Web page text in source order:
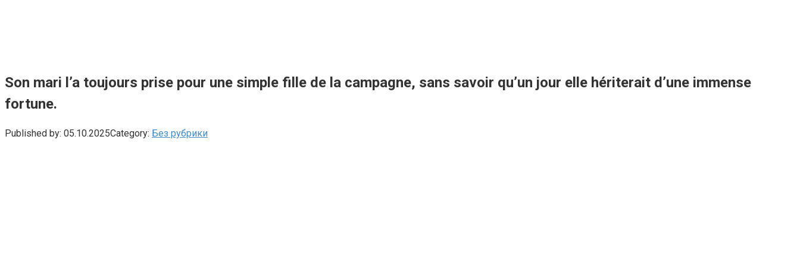
Son mari l’a toujours prise pour une simple fille de la campagne, sans savoir qu’un jour elle hériterait d’une immense
fortune.
Published by: 05.10.2025Category: Без рубрики